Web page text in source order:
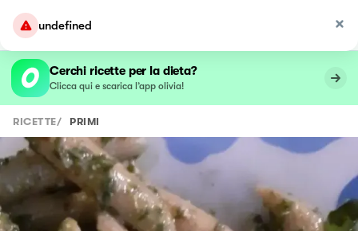
undefined
Cerchi ricette per la dieta?
Clicca qui e scarica l’app olivia!
RICETTE/ PRIMI